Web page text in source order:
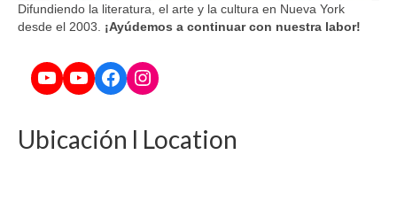
Difundiendo la literatura, el arte y la cultura en Nueva York
desde el 2003. ¡Ayúdemos a continuar con nuestra labor!
YouTube
YouTube
Facebook
Instagram
Ubicación l Location